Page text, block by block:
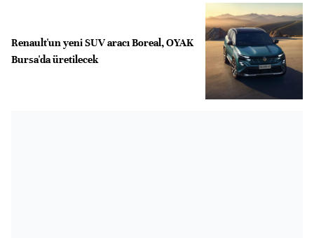
Renault'un yeni SUV aracı Boreal, OYAK
Bursa'da üretilecek